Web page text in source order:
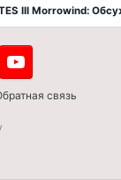
III Morrowind:
связь
Youtube